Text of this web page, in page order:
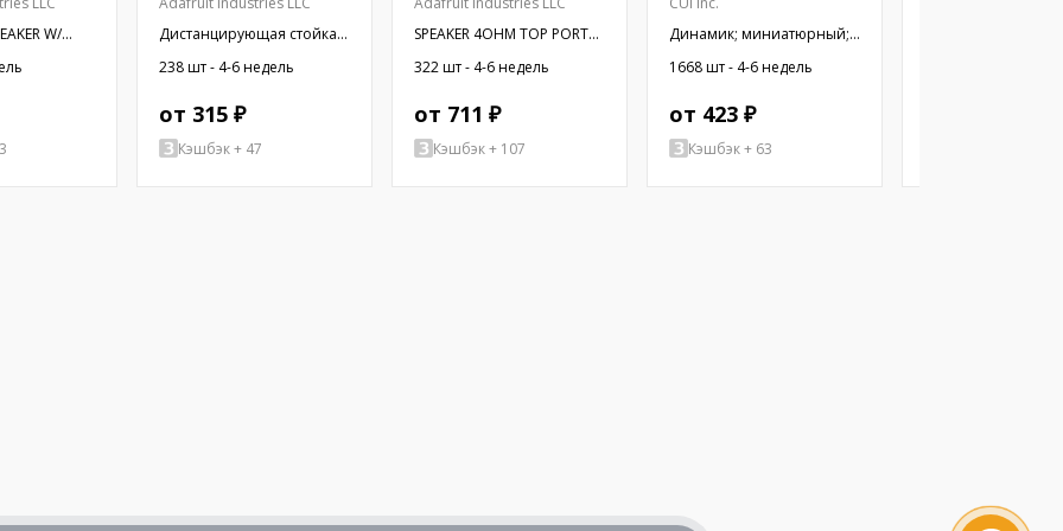
W/
Дистанцирующая стойка с
резьбой; 6,4мм;
Внутр.резьба: UNC4-40
238 шт - 4-6 недель
от 315 ₽
Кэшбэк + 47
SPEAKER 4OHM TOP PORT
OVAL RECT
322 шт - 4-6 недель
от 711 ₽
Кэшбэк + 107
Динамик; миниатюрный;
300мВт; 8Ом; Ø10x2,9мм;
20кГц; Ø: 10мм; ПЭТ
1668 шт - 4-6 недель
от 423 ₽
Кэшбэк + 63